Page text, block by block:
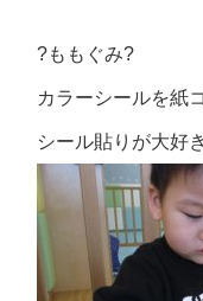
?ももぐみ?
カラーシールを紙
シール貼りが大好